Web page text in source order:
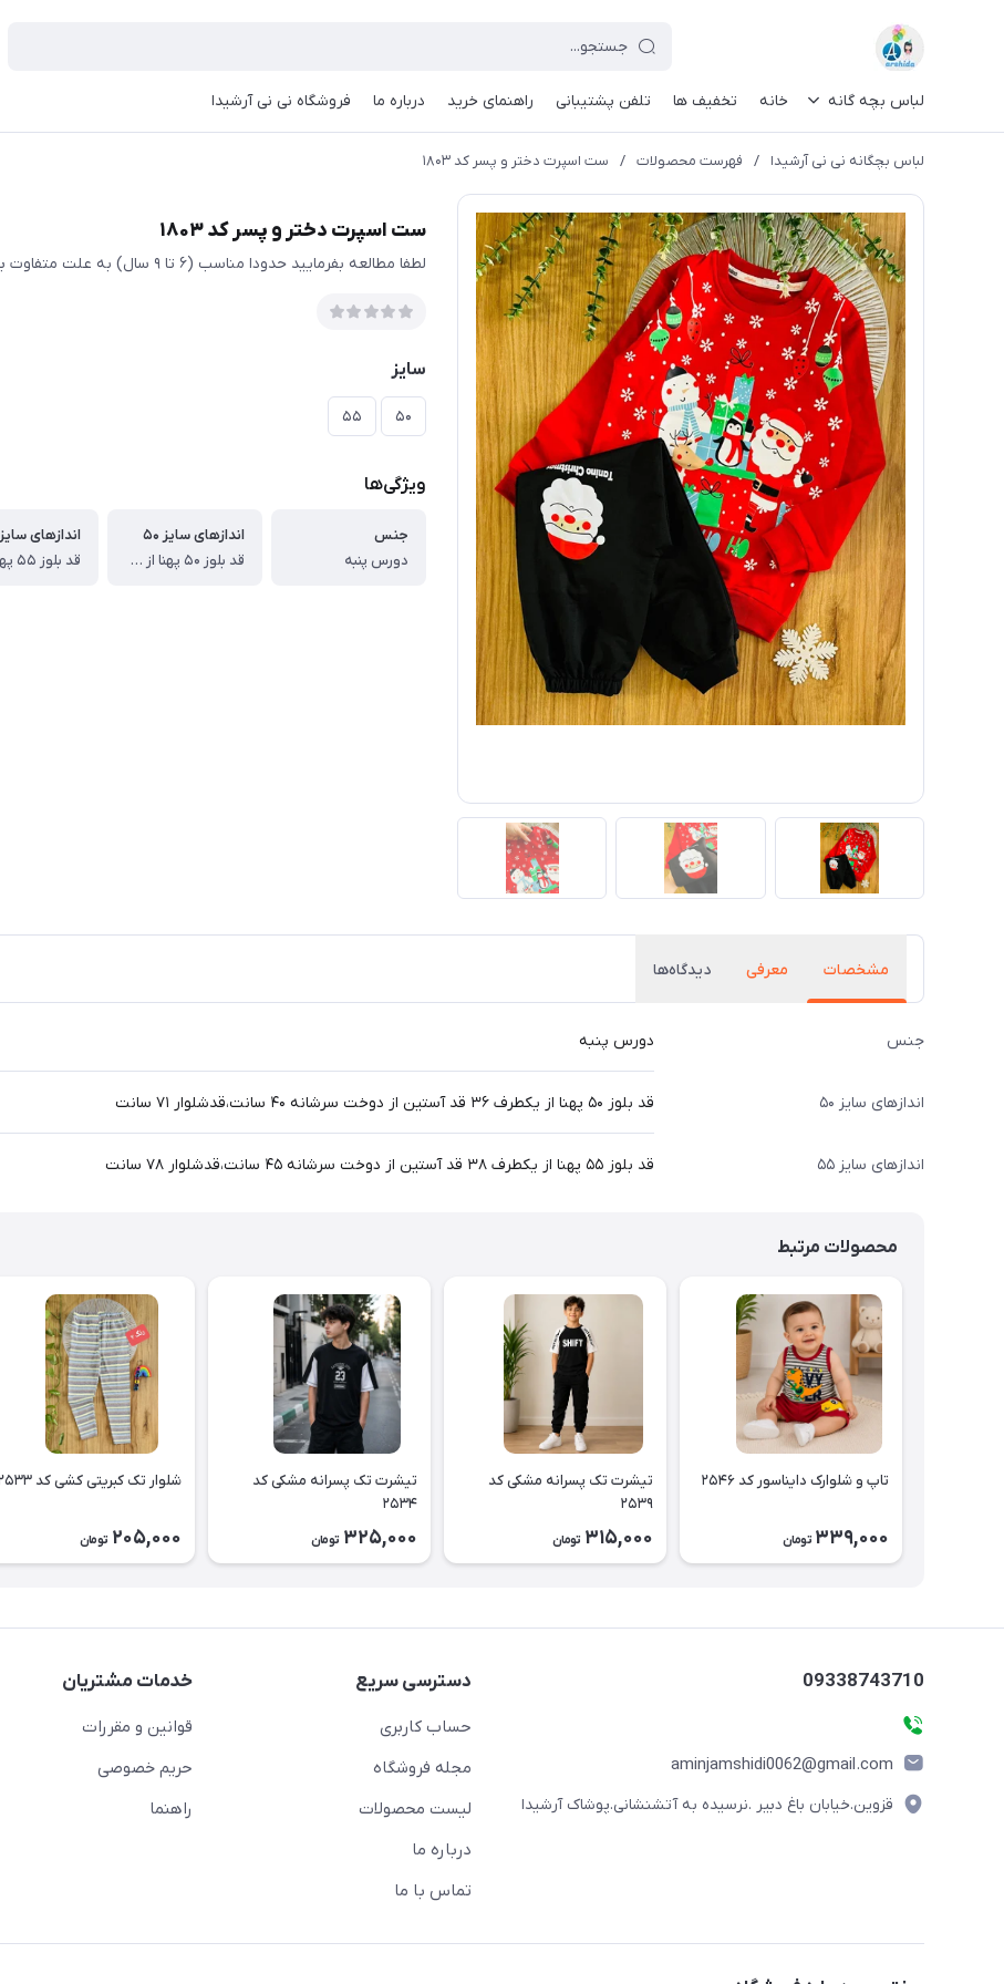
لباس بچه گانه خانه تخفیف ها تلفن پشتیبانی راهنمای خرید درباره ما فروشگاه نی نی آرشیدا
لباس بچگانه نی نی آرشیدا / فهرست محصولات / ست اسپرت دختر و پسر کد ۱۸۰۳
ست اسپرت دختر و پسر کد ۱۸۰۳
لطفا مطالعه بفرمایید حدودا مناسب (۶ تا ۹ سال) به علت متفاوت بودن قواره تولیدی ها حتما اندازها چک شود
سایز
۵۰ ۵۵
ویژگی‌ها
جنس
دورس پنبه
اندازهای سایز ۵۰
قد بلوز ۵۰ پهنا از یکطرف ۳۶ قد آستین از دوخت سرشانه ۴۰ سانت،قدشلوار ۷۱ سانت
اندازهای سایز ۵۵
مشخصات معرفی دیدگاه‌ها
جنس دورس پنبه
اندازهای سایز ۵۰ قد بلوز ۵۰ پهنا از یکطرف ۳۶ قد آستین از دوخت سرشانه ۴۰ سانت،قدشلوار ۷۱ سانت
اندازهای سایز ۵۵ قد بلوز ۵۵ پهنا از یکطرف ۳۸ قد آستین از دوخت سرشانه ۴۵ سانت،قدشلوار ۷۸ سانت
محصولات مرتبط
تاپ و شلوارک دایناسور کد ۲۵۴۶
339,000 تومان
تیشرت تک پسرانه مشکی کد
۲۵۳۹
315,000 تومان
تیشرت تک پسرانه مشکی کد
۲۵۳۴
325,000 تومان
شلوار تک کبریتی کشی کد ۲۵۳۳
205,000 تومان
09338743710
aminjamshidi0062@gmail.com
قزوین.خیابان باغ دبیر .نرسیده به آتشنشانی.پوشاک آرشیدا
دسترسی سریع
حساب کاربری
مجله فروشگاه
لیست محصولات
درباره ما
تماس با ما
خدمات مشتریان
قوانین و مقررات
حریم خصوصی
راهنما